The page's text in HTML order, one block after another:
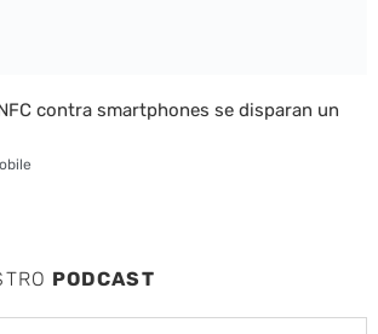
contra smartphones se disparan un
PODCAST